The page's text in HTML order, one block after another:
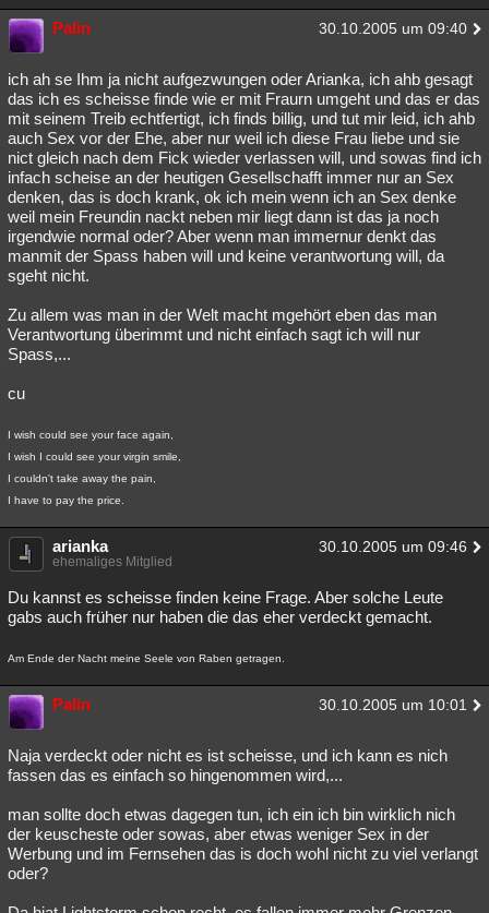
Palin 30.10.2005 um 09:40
ich ah se Ihm ja nicht aufgezwungen oder Arianka, ich ahb gesagt
das ich es scheisse finde wie er mit Fraurn umgeht und das er das
mit seinem Treib echtfertigt, ich finds billig, und tut mir leid, ich ahb
auch Sex vor der Ehe, aber nur weil ich diese Frau liebe und sie
nict gleich nach dem Fick wieder verlassen will, und sowas find ich
infach scheise an der heutigen Gesellschafft immer nur an Sex
denken, das is doch krank, ok ich mein wenn ich an Sex denke
weil mein Freundin nackt neben mir liegt dann ist das ja noch
irgendwie normal oder? Aber wenn man immernur denkt das
manmit der Spass haben will und keine verantwortung will, da
sgeht nicht.
Zu allem was man in der Welt macht mgehört eben das man
Verantwortung überimmt und nicht einfach sagt ich will nur
Spass,...
cu
I wish could see your face again,
I wish I could see your virgin smile,
I couldn't take away the pain,
I have to pay the price.
arianka 30.10.2005 um 09:46
ehemaliges Mitglied
Du kannst es scheisse finden keine Frage. Aber solche Leute
gabs auch früher nur haben die das eher verdeckt gemacht.
Am Ende der Nacht meine Seele von Raben getragen.
Palin 30.10.2005 um 10:01
Naja verdeckt oder nicht es ist scheisse, und ich kann es nich
fassen das es einfach so hingenommen wird,...
man sollte doch etwas dagegen tun, ich ein ich bin wirklich nich
der keuscheste oder sowas, aber etwas weniger Sex in der
Werbung und im Fernsehen das is doch wohl nicht zu viel verlangt
oder?